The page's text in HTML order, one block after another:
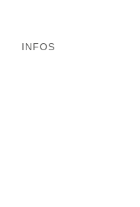
INFOS